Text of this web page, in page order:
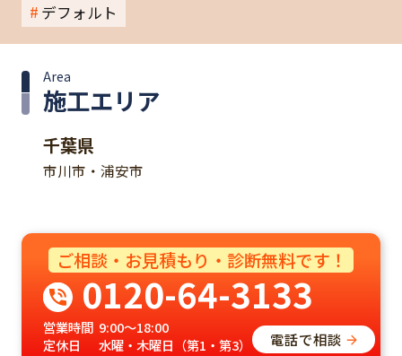
デフォルト
施工エリア
Area
千葉県
市川市・浦安市
ご相談・お見積もり・診断無料です！
0120-64-3133
営業時間 9:00～18:00
定休日
水曜・木曜日（第1・第3） 電話で相談